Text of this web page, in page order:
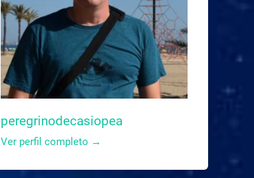
peregrinodecasiopea
Ver perfil completo →